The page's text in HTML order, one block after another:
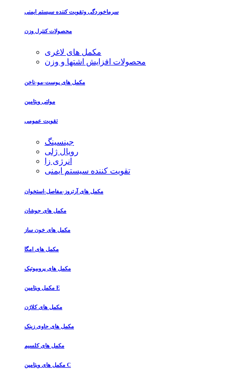
سرماخوردگی وتقویت کننده سیستم ایمنی
محصولات کنترل وزن
مکمل های لاغری
محصولات افزایش اشتها و وزن
مکمل های پوست-مو-ناخن
مولتی ویتامین
تقویت عمومی
جینسینگ
رویال ژلی
انرژی زا
تقویت کننده سیستم ایمنی
مکمل های آرتروز-مفاصل-استخوان
مکمل های جوشان
مکمل های خون ساز
مکمل های امگا
مکمل های پروبیوتیک
مکمل ویتامین E
مکمل های کلاژن
مکمل های حاوی زینک
مکمل های کلسیم
مکمل های ویتامین C